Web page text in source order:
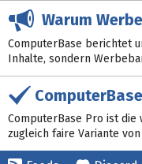
Warum
ComputerBase berichtet
Inhalte, sondern
ComputerBase Pro ist
zugleich faire Variante